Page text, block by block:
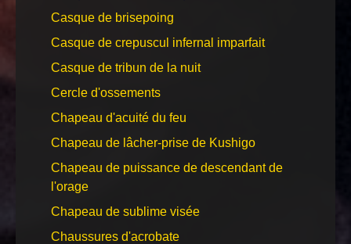
Casque de brisepoing
Casque de crepuscul infernal imparfait
Casque de tribun de la nuit
Cercle d'ossements
Chapeau d'acuité du feu
Chapeau de lâcher-prise de Kushigo
Chapeau de puissance de descendant de
l'orage
Chapeau de sublime visée
Chaussures d'acrobate